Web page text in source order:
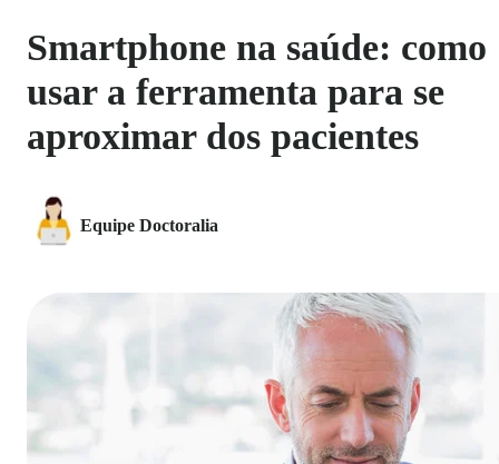
Smartphone na saúde: como
usar a ferramenta para se
aproximar dos pacientes
Equipe Doctoralia